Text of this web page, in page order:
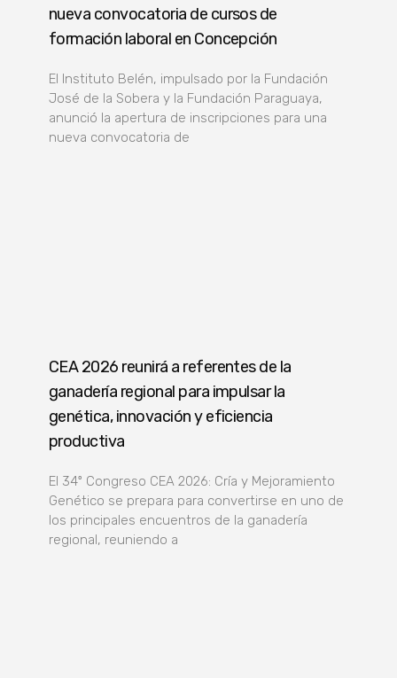
nueva convocatoria de cursos de
formación laboral en Concepción
El Instituto Belén, impulsado por la Fundación
José de la Sobera y la Fundación Paraguaya,
anunció la apertura de inscripciones para una
nueva convocatoria de
CEA 2026 reunirá a referentes de la
ganadería regional para impulsar la
genética, innovación y eficiencia
productiva
El 34º Congreso CEA 2026: Cría y Mejoramiento
Genético se prepara para convertirse en uno de
los principales encuentros de la ganadería
regional, reuniendo a